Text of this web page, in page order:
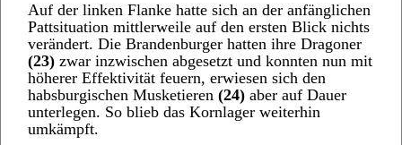
Auf der linken Flanke hatte sich an der anfänglichen
Pattsituation mittlerweile auf den ersten Blick nichts
verändert. Die Brandenburger hatten ihre Dragoner
(23) zwar inzwischen abgesetzt und konnten nun mit
höherer Effektivität feuern, erwiesen sich den
habsburgischen Musketieren (24) aber auf Dauer
unterlegen. So blieb das Kornlager weiterhin
umkämpft.